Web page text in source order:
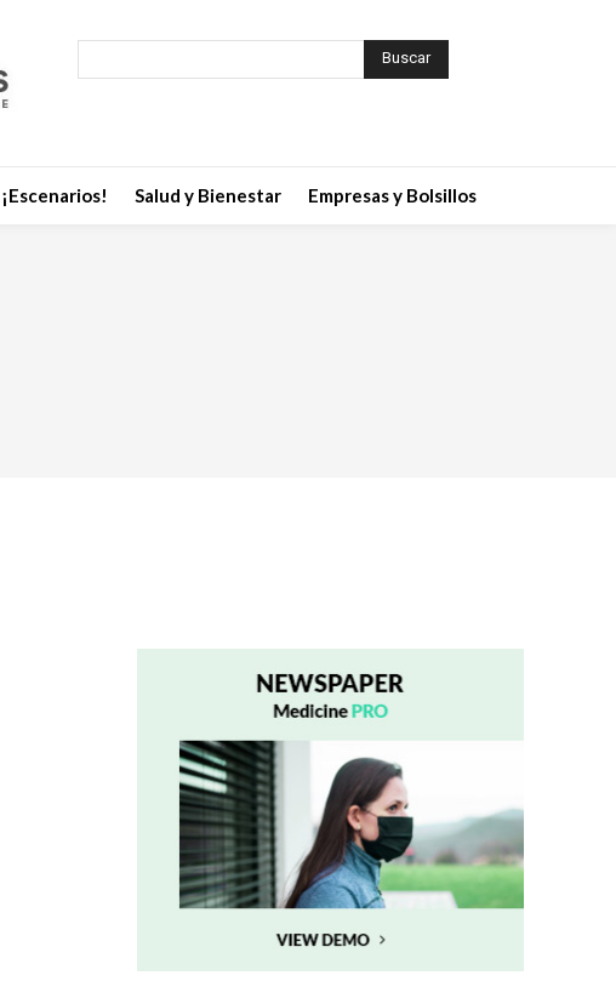
Buscar
¡Escenarios! Salud y Bienestar Empresas y Bolsillos